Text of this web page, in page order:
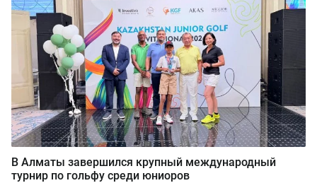
В Алматы завершился крупный международный
турнир по гольфу среди юниоров